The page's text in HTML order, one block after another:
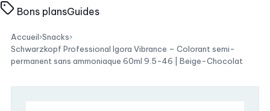
Bons plansGuides
Accueil›Snacks›
Schwarzkopf Professional Igora Vibrance – Colorant semi-
permanent sans ammoniaque 60ml 9.5-46 | Beige-Chocolat